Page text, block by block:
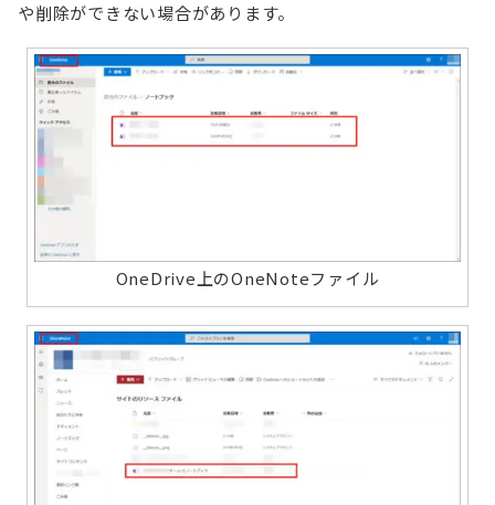
や削除ができない場合があります。
OneDrive上のOneNoteファイル